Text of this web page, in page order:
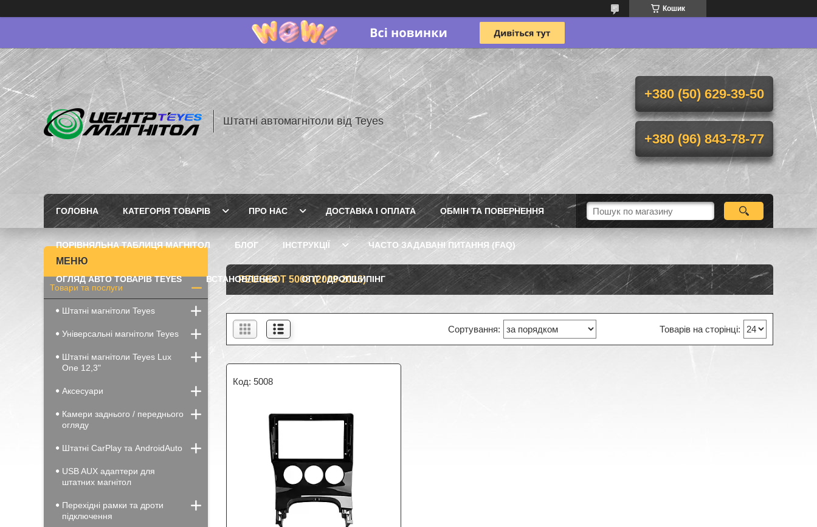
Кошик
Штатні автомагнітоли від Teyes
+380 (50) 629-39-50
+380 (96) 843-78-77
ГОЛОВНА КАТЕГОРІЯ ТОВАРІВ ПРО НАС ДОСТАВКА І ОПЛАТА ОБМІН ТА ПОВЕРНЕННЯ
ПОРІВНЯЛЬНА ТАБЛИЦЯ МАГНІТОЛ БЛОГ ІНСТРУКЦІЇ ЧАСТО ЗАДАВАНІ ПИТАННЯ (FAQ)
ОГЛЯД АВТО ТОВАРІВ TEYES ВСТАНОВЛЕННЯ ОПТ / ДРОПШИПІНГ
PEUGEOT 5008 (2009-2016)
5008
Товари та послуги
Штатні магнітоли Teyes
Універсальні магнітоли Teyes
Штатні магнітоли Teyes Lux
One 12,3"
Аксесуари
Камери заднього / переднього
огляду
Штатні CarPlay та AndroidAuto
USB AUX адаптери для
штатних магнітол
Перехідні рамки та дроти
підключення